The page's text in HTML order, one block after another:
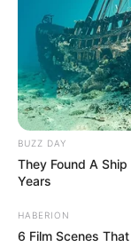
BUZZ DAY
They Found A
Years
HABERION
6 Film Scenes